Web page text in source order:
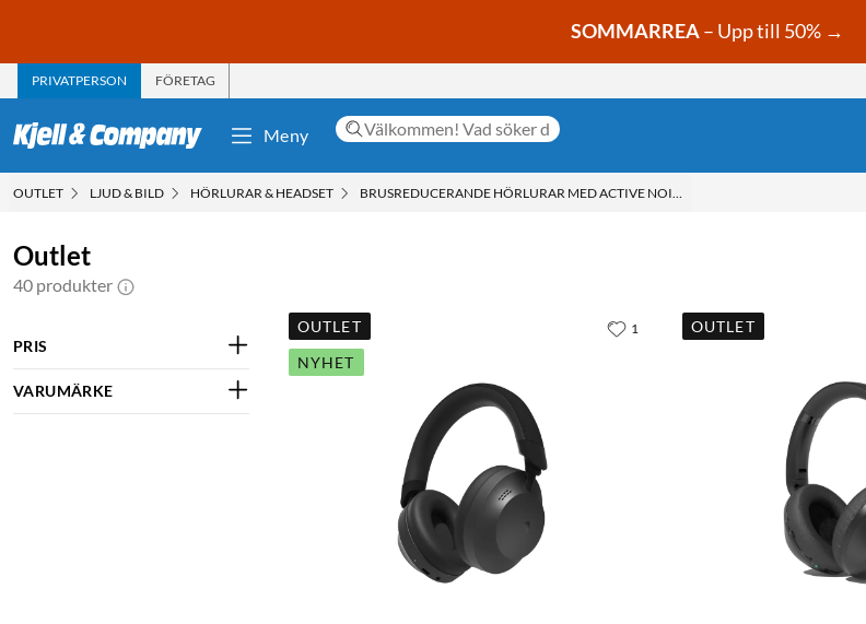
SOMMARREA– Upp till 50% →
PRIVATPERSON FÖRETAG
Meny
OUTLET LJUD & BILD HÖRLURAR & HEADSET BRUSREDUCERANDE HÖRLURAR MED ACTIVE NOISE CANCELLING (ANC)
Outlet
40 produkter
PRIS
VARUMÄRKE
OUTLET
NYHET
1 OUTLET